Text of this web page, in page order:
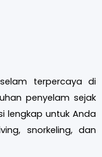
terpercaya di
penyelam sejak
lengkap untuk Anda
snorkeling, dan